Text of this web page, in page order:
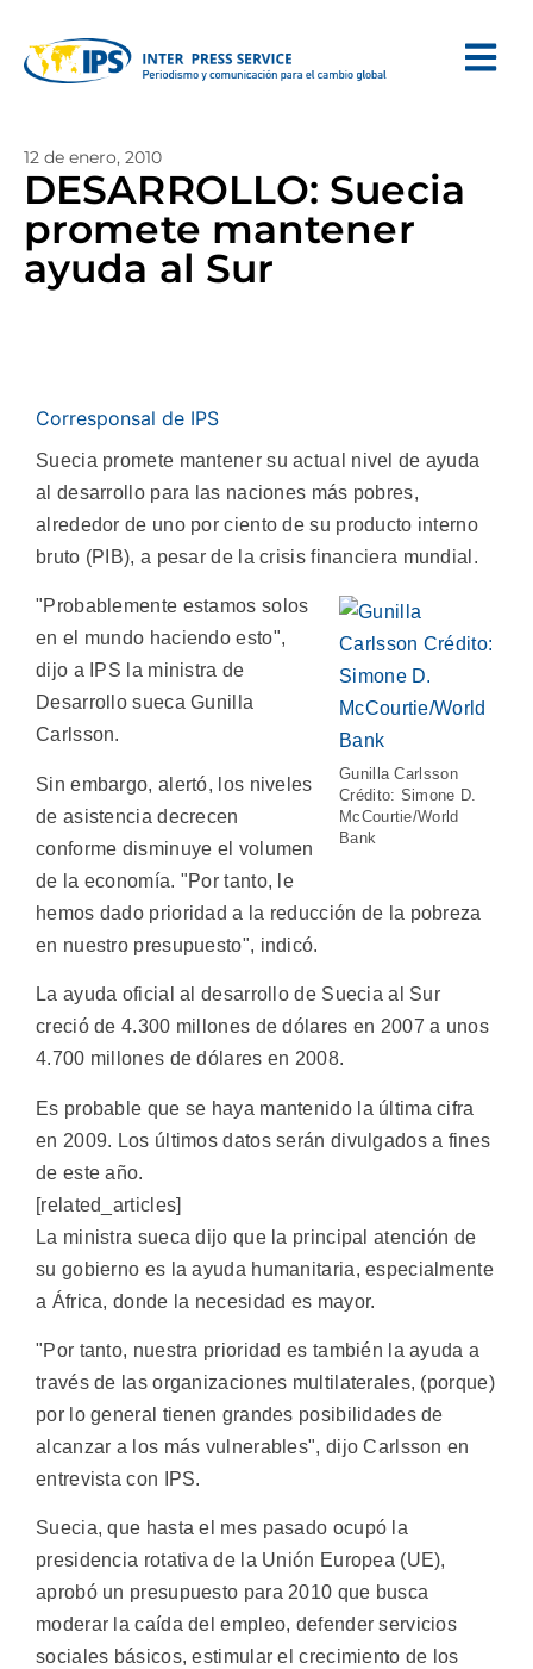
12 de enero, 2010
DESARROLLO: Suecia
promete mantener
ayuda al Sur
Corresponsal de IPS
Suecia promete mantener su actual nivel de ayuda
al desarrollo para las naciones más pobres,
alrededor de uno por ciento de su producto interno
bruto (PIB), a pesar de la crisis financiera mundial.
Gunilla Carlsson
Crédito: Simone D.
McCourtie/World
Bank
"Probablemente estamos solos
en el mundo haciendo esto",
dijo a IPS la ministra de
Desarrollo sueca Gunilla
Carlsson.
Sin embargo, alertó, los niveles
de asistencia decrecen
conforme disminuye el volumen
de la economía. "Por tanto, le
hemos dado prioridad a la reducción de la pobreza
en nuestro presupuesto", indicó.
La ayuda oficial al desarrollo de Suecia al Sur
creció de 4.300 millones de dólares en 2007 a unos
4.700 millones de dólares en 2008.
Es probable que se haya mantenido la última cifra
en 2009. Los últimos datos serán divulgados a fines
de este año.
[related_articles]
La ministra sueca dijo que la principal atención de
su gobierno es la ayuda humanitaria, especialmente
a África, donde la necesidad es mayor.
"Por tanto, nuestra prioridad es también la ayuda a
través de las organizaciones multilaterales, (porque)
por lo general tienen grandes posibilidades de
alcanzar a los más vulnerables", dijo Carlsson en
entrevista con IPS.
Suecia, que hasta el mes pasado ocupó la
presidencia rotativa de la Unión Europea (UE),
aprobó un presupuesto para 2010 que busca
moderar la caída del empleo, defender servicios
sociales básicos, estimular el crecimiento de los